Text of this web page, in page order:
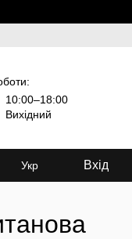
10:00–18:00
Вихідний
Укр Вхід